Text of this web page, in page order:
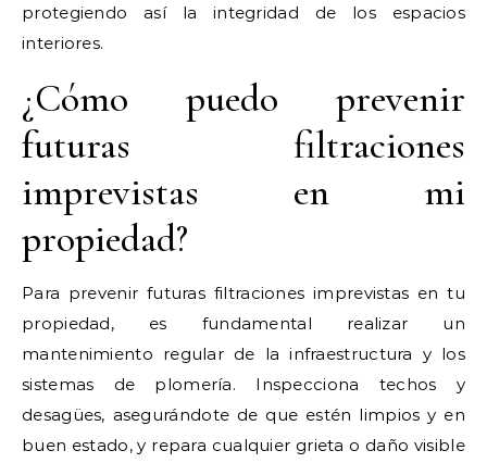
protegiendo así la integridad de los espacios
interiores.
¿Cómo puedo prevenir
futuras filtraciones
imprevistas en mi
propiedad?
Para prevenir futuras filtraciones imprevistas en tu
propiedad, es fundamental realizar un
mantenimiento regular de la infraestructura y los
sistemas de plomería. Inspecciona techos y
desagües, asegurándote de que estén limpios y en
buen estado, y repara cualquier grieta o daño visible